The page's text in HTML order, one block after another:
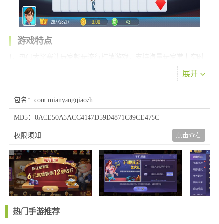
游戏特点
竞技，搭配欢快背景音乐与精美画面，带来惊喜不断的游戏体验，
间，多场景自由操控角色移动，打造顶级手机棋牌体验。
3、游戏优点
4、畅享多元休闲游戏类型，感受优质趣味竞技模式带来的顶级快
感，充分体验不同玩法特色，全面升级后解锁更丰富模式内容。
游戏亮点
1、优质内容塑造充满魅力的娱乐感受，每款棋牌产品均为独立架
构能迅速完成切换；
2、通过实时牌局数据加密+行为特征分析双系统，能识别99%以上
的异常操作，保证竞技公平。
3、采用轻量化设计占用极低内存，这个广受好评的棋牌平台支持
展开
包名：com.mianyangqiaozh
MD5：0ACE50A3ACC4147D59D4871C89CE475C
权限须知 点击查看
热门手游推荐